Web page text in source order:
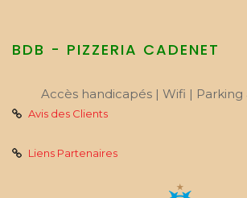
BDB - PIZZERIA CADENET
Accès handicapés | Wifi |
Avis des Clients
Liens Partenaires